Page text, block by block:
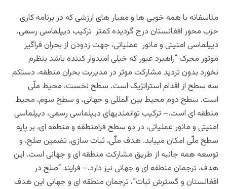
متاسفانه با همه خوبی ها و معیار های ارزشی که در برنامه کاری
حزب محور افغانستان درج گردیده کمتر ترکیب دیپلماسی رسمی،
دیپلماسی امنیتی و مانور عملیاتی، جهت زدودن از بحران فراگیر
موتور محرک “راهبرد عبور که خیلی امیدوار کننده باشد بنظرم
نخورد بدون تردید مشارکت موثر در مدیریت بحران منطقه، دستکم
سه سطح از اقدام استراتژیک است. سطح نخست، محیط ملّی
است. سطح دوم محیط بین المللی و جهانی، و سطح سوم، محیط
منطقه ای است.– ترکیب توانمندیهای دیپلماسی رسمی، دیپلماسی
امنیتی و مانور عملیاتی، در دو سطح فرامنطقه و منطقه ای، بر پایه
سطح ملّی امکان مییابد. هدف ملّی، ثبات سازی، تضمین صلح، و
توسعه همه جانبه از طریق مشارکت منطقه ای و جهانی است. این
هدف، ترجمان منطقه ای و جهانی نیز دارد.– فرایند “صلح در
افغانستان و گسترش ثبات”، ترجمان منطقه ای و جهانی این هدف